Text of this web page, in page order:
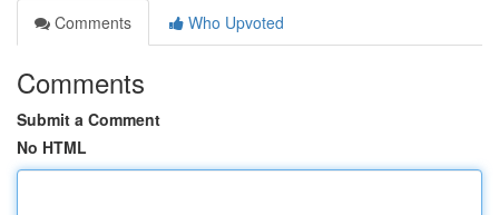
Comments
Who Upvoted
Comments
Submit a Comment
No HTML